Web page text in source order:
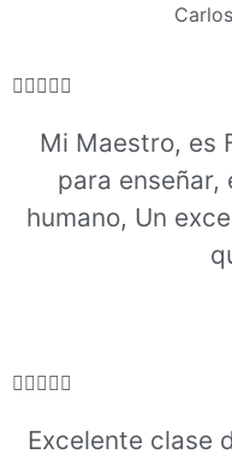

Mi Maestro, es
para enseñar,
humano, Un

Excelente clase